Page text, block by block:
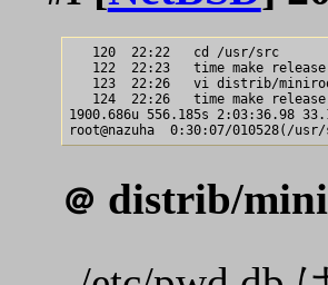
   120  22:22   cd /usr/src
   122  22:23   time make release
123  22:26   vi distrib/
   124  22:26   time make release
1900.686u 556.185s 2:03:36.98
＠ distrib/